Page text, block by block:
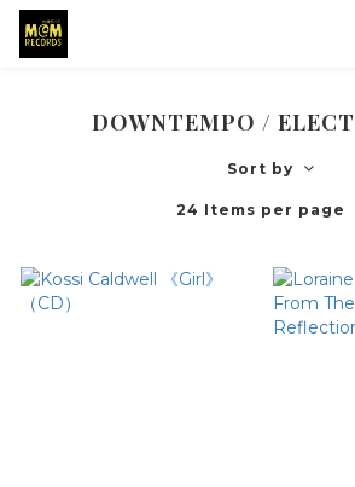
DOWNTEMPO /
Sort by
24 Items per page